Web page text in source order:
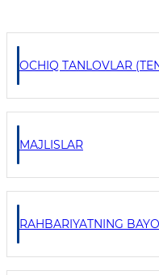
OCHIQ TANLOVLAR
MAJLISLAR
RAHBARIYATNING